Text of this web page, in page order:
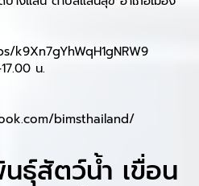
k9Xn7gYhWqH1gNRW9
น.
bimsthailand/
ธุ์สัตว์น้ำ เขื่อน